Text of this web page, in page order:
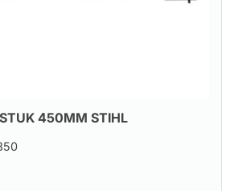
450MM STIHL